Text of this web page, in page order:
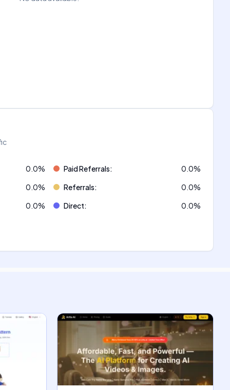
0.0% Paid Referrals: 0.0%
0.0% Referrals: 0.0%
0.0% Direct: 0.0%